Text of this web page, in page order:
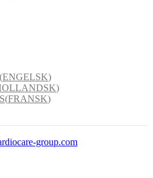
(ENGELSK)
)
(FRANSK)